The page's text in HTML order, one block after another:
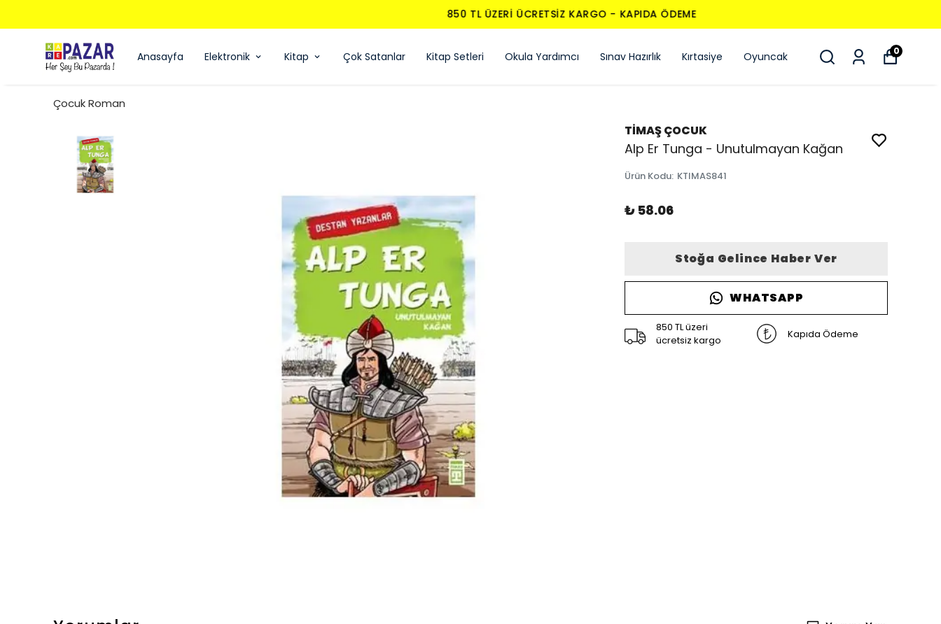
850 TL ÜZERI ÜCRETSIZ KARGO - KAPIDA ÖDEME
Anasayfa Elektronik Kitap Çok Satanlar Kitap Setleri Okula Yardımcı Sınav Hazırlık Kırtasiye Oyuncak 0
Çocuk Roman
TİMAŞ ÇOCUK
Alp Er Tunga - Unutulmayan Kağan
Ürün Kodu: KTIMAS841
₺ 58.06
Stoğa Gelince Haber Ver
WHATSAPP
850 TL üzeri
ücretsiz kargo
Kapıda Ödeme